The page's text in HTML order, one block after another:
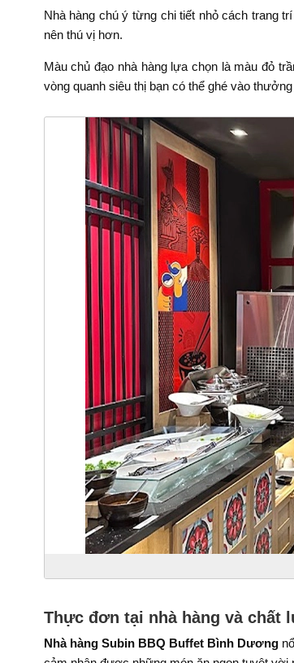
Nhà hàng chú ý từng chi tiết nhỏ cách trang
nên thú vị hơn.
Màu chủ đạo nhà hàng lựa chọn là màu đỏ
vòng quanh siêu thị bạn có thể ghé vào
Thực đơn tại nhà hàng và chất
Nhà hàng Subin BBQ Buffet Bình Dương